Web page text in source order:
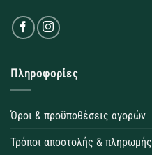
Πληροφορίες
Όροι & προϋποθέσεις αγορών
Τρόποι αποστολής & πληρωμής